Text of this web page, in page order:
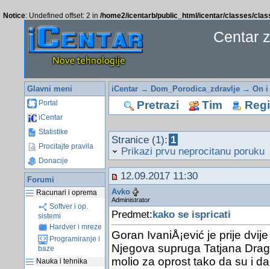
Notice: Undefined offset: 2 in /home2/icentarb/public_html/icentar/classes/
Centar
Glavni meni
Portal
iCentar
Statistike
Procitajte pravila
Donacije
Forumi
Racunari i oprema
Softver i op.
sistemi
Hardver i mreze
Programiranje i
baze
Nauka i tehnika
iCentar→ Dom_Porodica_zdravlje→ On i
Pretrazi Tim
Stranice (1): 1
Prikazi prvu neprocitanu poruku
12.09.2017 11:30
Avko
Administrator
Predmet: kako se ispricati
Goran IvaniÅ¡ević je prije
Njegova supruga Tatjana
molio za oprost tako da su i